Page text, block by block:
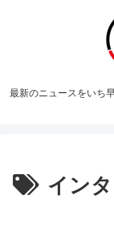
最新のニュースをいち
イン